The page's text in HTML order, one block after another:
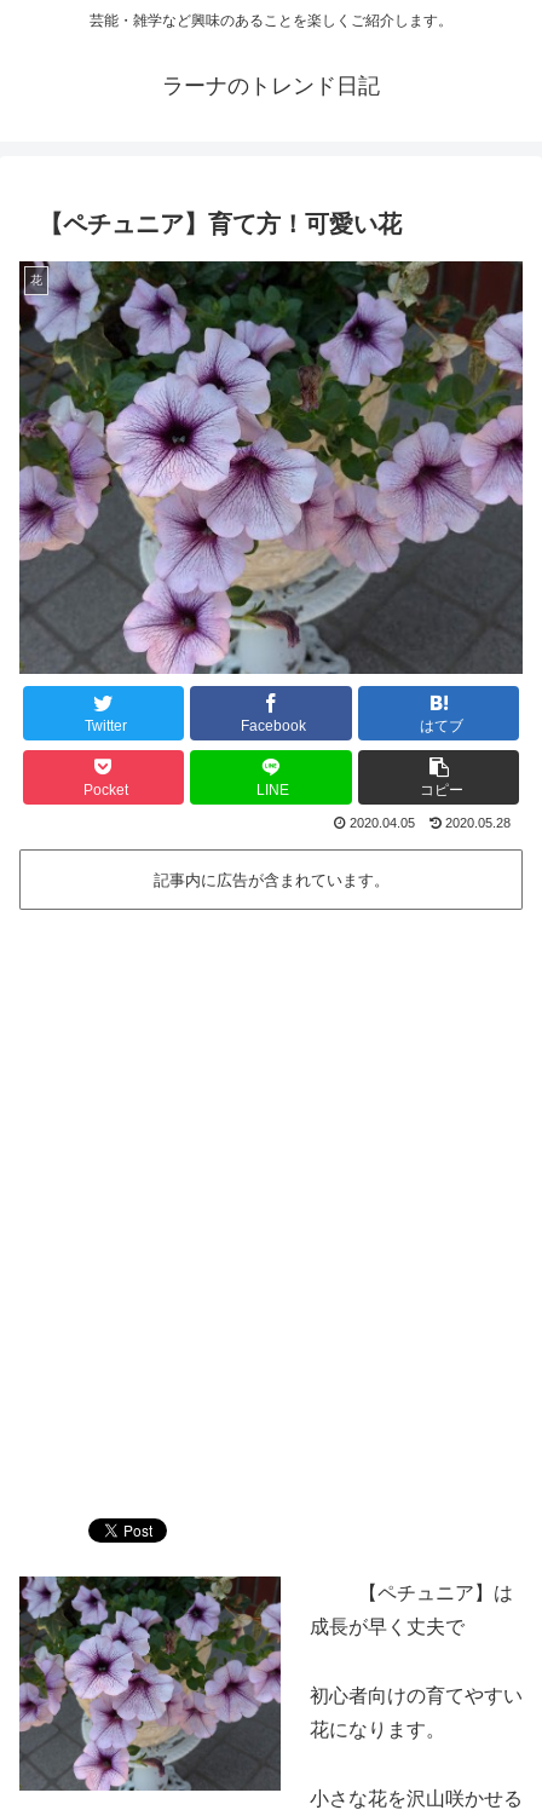
芸能・雑学など興味のあることを楽しくご紹介します。
ラーナのトレンド日記
【ペチュニア】育て方！可愛い花
花
Twitter Facebook はてブ
Pocket LINE コピー
2020.04.05 2020.05.28
記事内に広告が含まれています。
【ペチュニア】は
成長が早く丈夫で
初心者向けの育てやすい
花になります。
小さな花を沢山咲かせる